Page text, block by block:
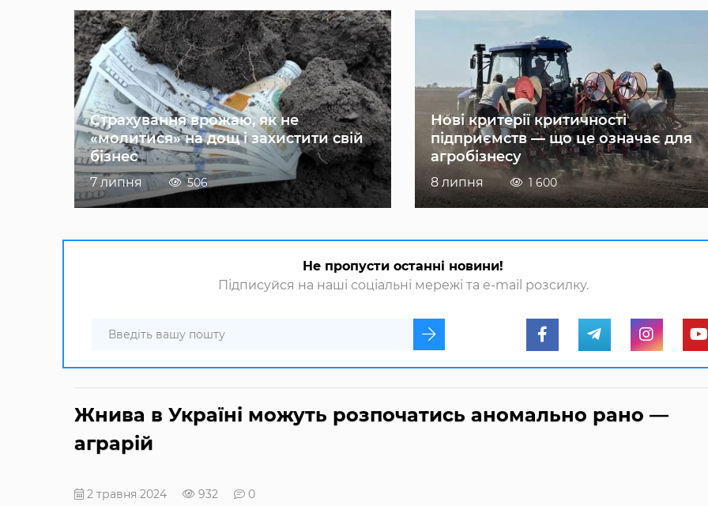
Страхування врожаю, як не
«молитися» на дощ і захистити свій
бізнес
7 липня 506
Нові критерії критичності
підприємств — що це означає для
агробізнесу
8 липня 1 600
Не пропусти останні новини!
Підписуйся на наші соціальні мережі та e-mail розсилку.
Жнива в Україні можуть розпочатись аномально рано —
аграрій
2 травня 2024 932 0